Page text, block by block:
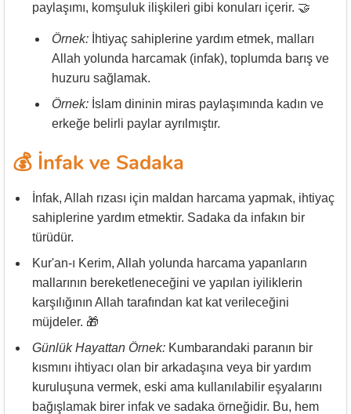
paylaşımı, komşuluk ilişkileri gibi konuları içerir. 🤝
Örnek: İhtiyaç sahiplerine yardım etmek, malları
Allah yolunda harcamak (infak), toplumda barış ve
huzuru sağlamak.
Örnek: İslam dininin miras paylaşımında kadın ve
erkeğe belirli paylar ayrılmıştır.
💰 İnfak ve Sadaka
İnfak, Allah rızası için maldan harcama yapmak, ihtiyaç
sahiplerine yardım etmektir. Sadaka da infakın bir
türüdür.
Kur'an-ı Kerim, Allah yolunda harcama yapanların
mallarının bereketleneceğini ve yapılan iyiliklerin
karşılığının Allah tarafından kat kat verileceğini
müjdeler. 🎁
Günlük Hayattan Örnek: Kumbarandaki paranın bir
kısmını ihtiyacı olan bir arkadaşına veya bir yardım
kuruluşuna vermek, eski ama kullanılabilir eşyalarını
bağışlamak birer infak ve sadaka örneğidir. Bu, hem